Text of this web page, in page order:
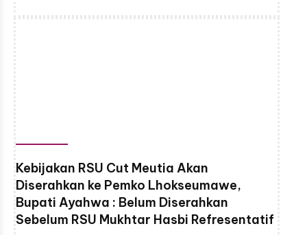
Kebijakan RSU Cut Meutia Akan
Diserahkan ke Pemko Lhokseumawe,
Bupati Ayahwa : Belum Diserahkan
Sebelum RSU Mukhtar Hasbi Refresentatif